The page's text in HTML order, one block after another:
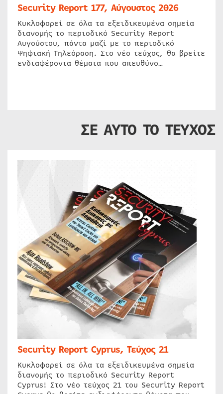
Security Report 177, Αύγουστος 2026
Κυκλοφορεί σε όλα τα εξειδικευμένα σημεία
διανομής το περιοδικό Security Report
Αυγούστου, πάντα μαζί με το περιοδικό
Ψηφιακή Τηλεόραση. Στο νέο τεύχος, θα βρείτε
ενδιαφέροντα θέματα που απευθύνο…
ΣΕ ΑΥΤΟ ΤΟ ΤΕΥΧΟΣ
Security Report Cyprus, Τεύχος 21
Κυκλοφορεί σε όλα τα εξειδικευμένα σημεία
διανομής το περιοδικό Security Report
Cyprus! Στο νέο τεύχος 21 του Security Report